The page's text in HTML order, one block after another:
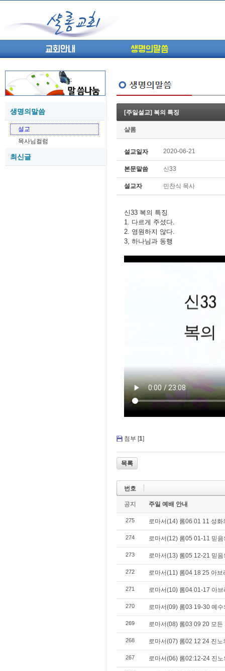
교회안내 생명의말씀
생명의말씀
설교
목사님컬럼
최신글
05-26 (고린도전서12) 고전7:23-40 ...
05-20 (고린도전서10) 고전6:1~11 ...
05-20 (고린도전서9) 고전5:1-13 ...
05-18 (고린도전서7) 고전4:1-8 판...
[주일설교] 복의 특징
샬롬
설교일자 2020-06-21
본문말씀 신33
설교자 민찬식 목사
신33 복의 특징
1. 다르게 주셨다.
2. 영원하지 않다.
3, 하나님과 동행
첨부 [1]
목록
번호
공지 주일 예배 안내
275 로마서(14) 롬06 01 11 성
274 로마서(12) 롬05 01-11 믿
273 로마서(13) 롬05 12-21 믿
272 로마서(11) 롬04 18 25 아
271 로마서(10) 롬04 01-17 아
270 로마서(09) 롬03 19-30 예
269 로마서(08) 롬03 09 20 모
268 로마서(07) 롬02 12 24 진노
267 로마서(06) 롬02:12-24 진